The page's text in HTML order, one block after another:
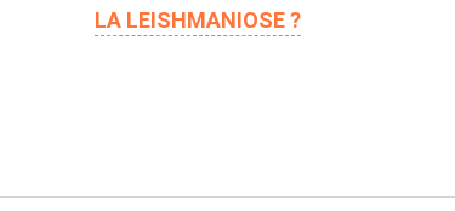
LA LEISHMANIOSE ?